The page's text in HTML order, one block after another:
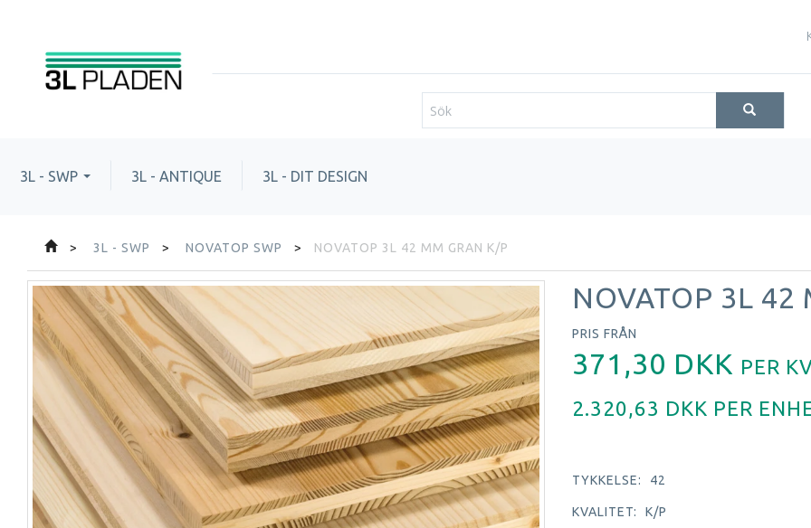
3L - SWP 3L - ANTIQUE 3L - DIT DESIGN
3L - SWP NOVATOP SWP NOVATOP 3L 42 MM GRAN K/P
NOVATOP 3L 42
PRIS FRÅN
371,30 DKK PER
2.320,63 DKK PER
TYKKELSE: 42
KVALITET: K/P